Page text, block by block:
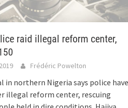
raid illegal reform center,
Frédéric Powelton
in northern Nigeria says police have
illegal reform center, rescuing